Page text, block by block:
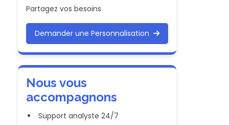
Partagez vos besoins
Demander une Personnalisation
Nous vous
accompagnons
Support analyste 24/7